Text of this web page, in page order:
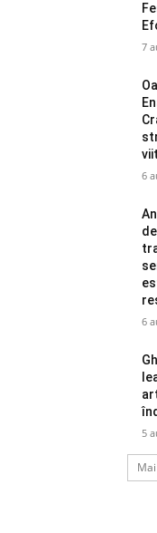
7
6
6
5